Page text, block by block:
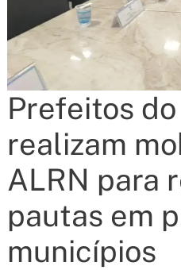
Prefeitos do
realizam
ALRN para
pautas em
municípios